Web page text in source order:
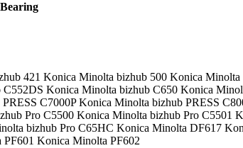
421 Konica Minolta bizhub 500 Konica
Konica Minolta bizhub C650 Konica
C7000P Konica Minolta bizhub PRESS
Pro C5500 Konica Minolta bizhub Pro C5501
bizhub Pro C65HC Konica Minolta DF617
Konica Minolta PF602